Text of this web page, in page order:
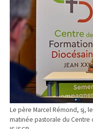
Le père Marcel Rémond, sj,
matinée pastorale du Centre